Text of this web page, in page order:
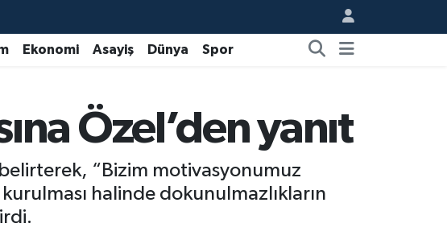
Ekonomi Asayiş Dünya Spor
Özel’den yanıt
“Bizim motivasyonumuz
halinde dokunulmazlıkların